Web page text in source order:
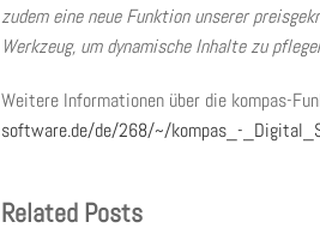
zudem eine neue Funktion unserer
Werkzeug, um dynamische Inhalte zu
Weitere Informationen über die kompas-
software.de/de/268/~/kompas_-
Related Posts